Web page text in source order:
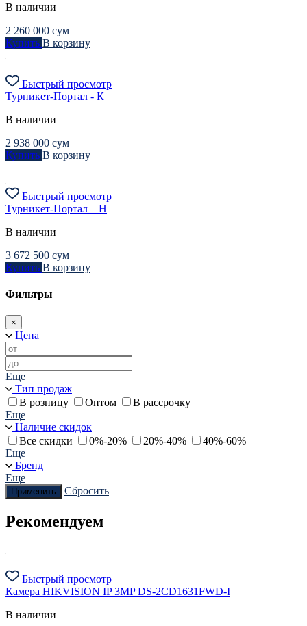
В наличии
2 260 000 сум
Купить В корзину
Быстрый просмотр
Турникет-Портал - К
В наличии
2 938 000 сум
Купить В корзину
Быстрый просмотр
Турникет-Портал – Н
В наличии
3 672 500 сум
Купить В корзину
Фильтры
×
Цена
Еще
Тип продаж
В розницу
Оптом
В рассрочку
Еще
Наличие скидок
Все скидки
0%-20% 20%-40%
40%-60%
Еще
Бренд
Еще
Применить Сбросить
Рекомендуем
Быстрый просмотр
Камера HIKVISION IP 3MP DS-2CD1631FWD-I
В наличии